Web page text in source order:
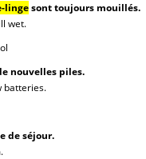
lingesont toujours mouillés.
wet.
nouvelles piles.
batteries.
de séjour.